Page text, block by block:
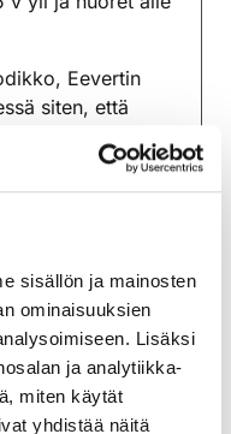
sisällön ja mainosten
ominaisuuksien
Lisäksi
ja analytiikka-
miten käytät
yhdistää näitä
Eevertin
siten, että
siinäkin
kaikkiin